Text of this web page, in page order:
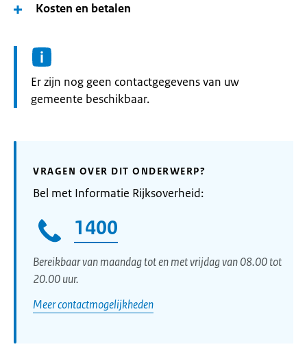
Kosten en betalen
Informatie:
Er zijn nog geen contactgegevens van uw
gemeente beschikbaar.
VRAGEN OVER DIT ONDERWERP?
Bel met Informatie Rijksoverheid:
1400
Bereikbaar van maandag tot en met vrijdag van 08.00 tot
20.00 uur.
Meer contactmogelijkheden